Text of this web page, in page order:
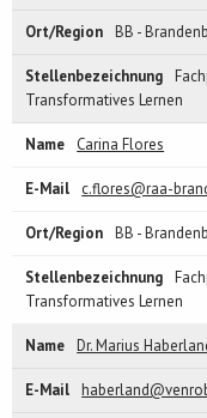
BB -
Transformatives Lernen
Carina Flores
c.flores@raa-
BB -
Transformatives Lernen
Dr. Marius